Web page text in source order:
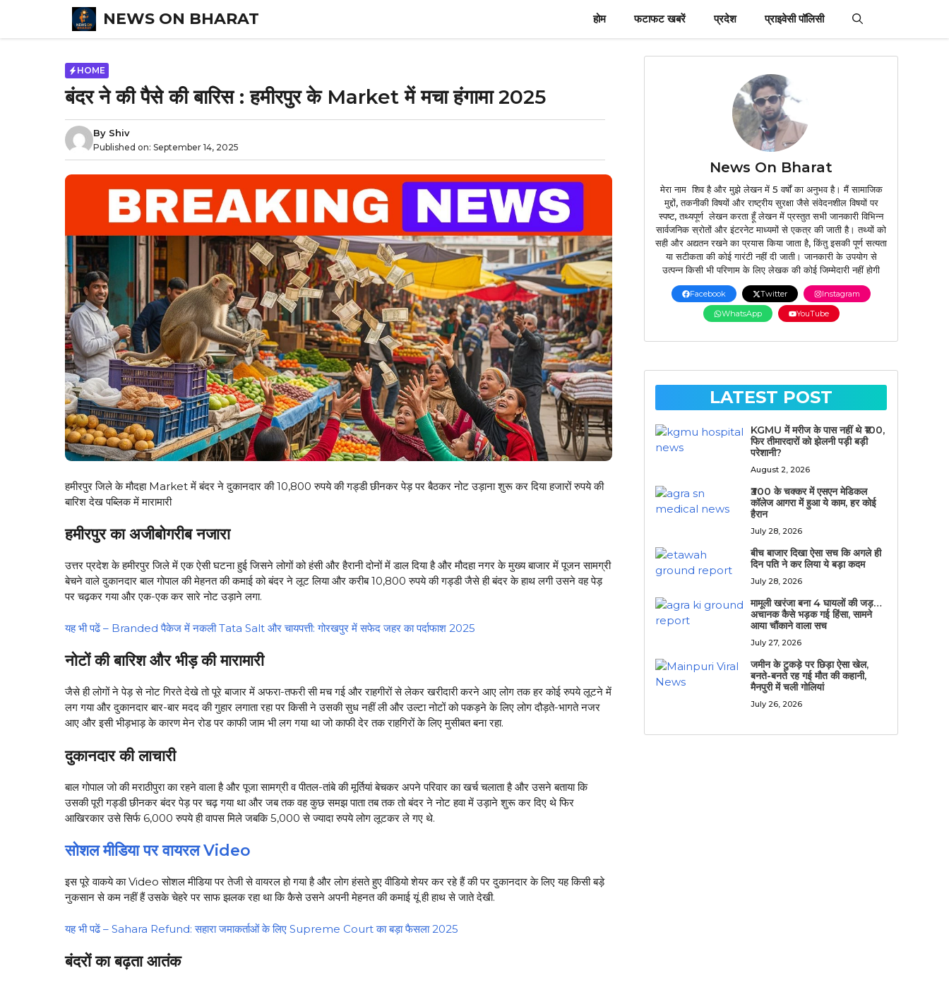
content
NEWS ON BHARAT होम फटाफट खबरें प्रदेश प्राइवेसी पॉलिसी
HOME
बंदर ने की पैसे की बारिस : हमीरपुर के Market में मचा हंगामा 2025
By Shiv
Published on: September 14, 2025
हमीरपुर जिले के मौदहा Market में बंदर ने दुकानदार की 10,800 रुपये की गड्डी छीनकर पेड़ पर बैठकर नोट उड़ाना शुरू कर दिया हजारों रुपये की
बारिश देख पब्लिक में मारामारी
हमीरपुर का अजीबोगरीब नजारा
उत्तर प्रदेश के हमीरपुर जिले में एक ऐसी घटना हुई जिसने लोगों को हंसी और हैरानी दोनों में डाल दिया है और मौदहा नगर के मुख्य बाजार में पूजन सामग्री
बेचने वाले दुकानदार बाल गोपाल की मेहनत की कमाई को बंदर ने लूट लिया और करीब 10,800 रुपये की गड्डी जैसे ही बंदर के हाथ लगी उसने वह पेड़
पर चढ़कर गया और एक-एक कर सारे नोट उड़ाने लगा.
यह भी पढें – Branded पैकेज में नकली Tata Salt और चायपत्ती: गोरखपुर में सफेद जहर का पर्दाफाश 2025
नोटों की बारिश और भीड़ की मारामारी
जैसे ही लोगों ने पेड़ से नोट गिरते देखे तो पूरे बाजार में अफरा-तफरी सी मच गई और राहगीरों से लेकर खरीदारी करने आए लोग तक हर कोई रुपये लूटने में
लग गया और दुकानदार बार-बार मदद की गुहार लगाता रहा पर किसी ने उसकी सुध नहीं ली और उल्टा नोटों को पकड़ने के लिए लोग दौड़ते-भागते नजर
आए और इसी भीड़भाड़ के कारण मेन रोड पर काफी जाम भी लग गया था जो काफी देर तक राहगिरों के लिए मुसीबत बना रहा.
दुकानदार की लाचारी
बाल गोपाल जो की मराठीपुरा का रहने वाला है और पूजा सामग्री व पीतल-तांबे की मूर्तियां बेचकर अपने परिवार का खर्च चलाता है और उसने बताया कि
उसकी पूरी गड्डी छीनकर बंदर पेड़ पर चढ़ गया था और जब तक वह कुछ समझ पाता तब तक तो बंदर ने नोट हवा में उड़ाने शुरू कर दिए थे फिर
आखिरकार उसे सिर्फ 6,000 रुपये ही वापस मिले जबकि 5,000 से ज्यादा रुपये लोग लूटकर ले गए थे.
सोशल मीडिया पर वायरल Video
इस पूरे वाकये का Video सोशल मीडिया पर तेजी से वायरल हो गया है और लोग हंसते हुए वीडियो शेयर कर रहे हैं की पर दुकानदार के लिए यह किसी बड़े
नुकसान से कम नहीं हैं उसके चेहरे पर साफ झलक रहा था कि कैसे उसने अपनी मेहनत की कमाई यूं ही हाथ से जाते देखी.
यह भी पढें – Sahara Refund: सहारा जमाकर्ताओं के लिए Supreme Court का बड़ा फैसला 2025
बंदरों का बढ़ता आतंक
News On Bharat
मेरा नाम शिव है और मुझे लेखन में 5 वर्षों का अनुभव है। मैं सामाजिक
मुद्दों, तकनीकी विषयों और राष्ट्रीय सुरक्षा जैसे संवेदनशील विषयों पर
स्पष्ट, तथ्यपूर्ण लेखन करता हूँ लेखन में प्रस्तुत सभी जानकारी विभिन्न
सार्वजनिक स्रोतों और इंटरनेट माध्यमों से एकत्र की जाती है। तथ्यों को
सही और अद्यतन रखने का प्रयास किया जाता है, किंतु इसकी पूर्ण सत्यता
या सटीकता की कोई गारंटी नहीं दी जाती। जानकारी के उपयोग से
उत्पन्न किसी भी परिणाम के लिए लेखक की कोई जिम्मेदारी नहीं होगी
Facebook Twitter
Instagram
WhatsApp
YouTube
LATEST POST
KGMU में मरीज के पास नहीं थे ₹100,
फिर तीमारदारों को झेलनी पड़ी बड़ी
परेशानी?
August 2, 2026
₹300 के चक्कर में एसएन मेडिकल
कॉलेज आगरा में हुआ ये काम, हर कोई
हैरान
July 28, 2026
बीच बाजार दिखा ऐसा सच कि अगले ही
दिन पति ने कर लिया ये बड़ा कदम
July 28, 2026
मामूली खरंजा बना 4 घायलों की जड़…
अचानक कैसे भड़क गई हिंसा, सामने
आया चौंकाने वाला सच
July 27, 2026
जमीन के टुकड़े पर छिड़ा ऐसा खेल,
बनते-बनते रह गई मौत की कहानी,
मैनपुरी में चली गोलियां
July 26, 2026